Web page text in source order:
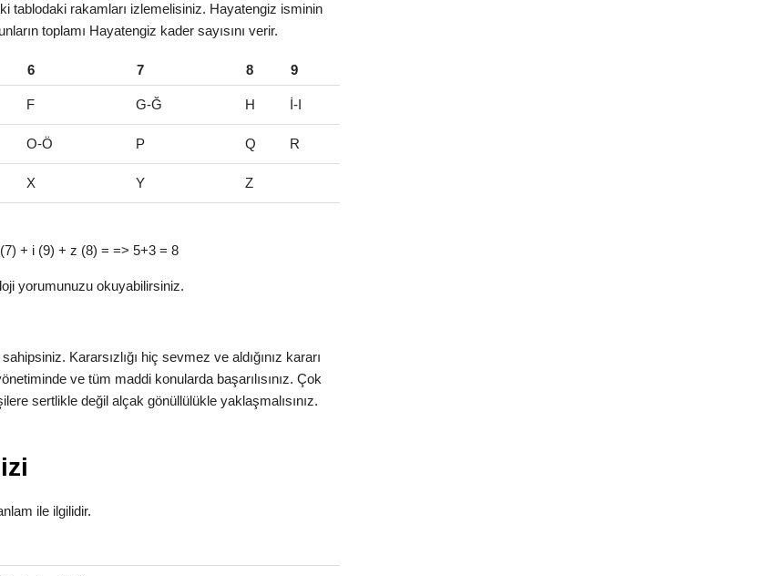
tablodaki rakamları izlemelisiniz. Hayatengiz isminin
toplamı Hayatengiz kader sayısını verir.
6 7 8 9
F G-Ğ H İ-I
O-Ö P Q R
X Y Z
+ i (9) + z (8) = => 5+3 = 8
yorumunuzu okuyabilirsiniz.
Kararsızlığı hiç sevmez ve aldığınız kararı
ve tüm maddi konularda başarılısınız. Çok
sertlikle değil alçak gönüllülükle yaklaşmalısınız.
ile ilgilidir.